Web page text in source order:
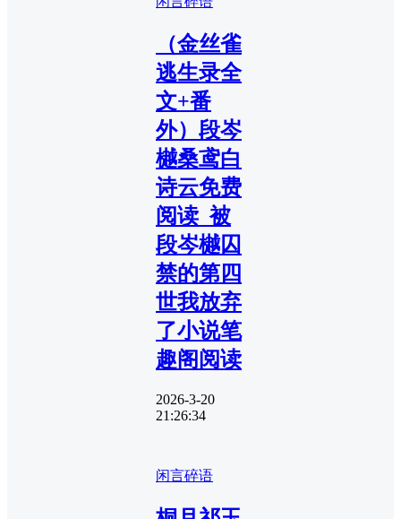
（金丝雀
逃生录全
文+番
外）段岑
樾桑鸢白
诗云免费
阅读_被
段岑樾囚
禁的第四
世我放弃
了小说笔
趣阁阅读
2026-3-20
21:26:34
闲言碎语